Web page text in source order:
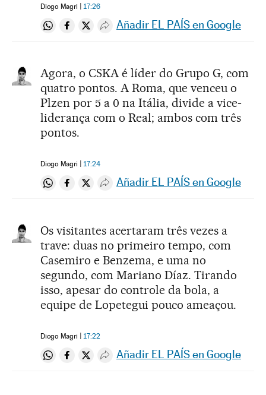
Diogo Magri 17:26
Compartir en Whatsapp
Compartir en Facebook
Compartir en Twitter
Desplegar Redes Sociales
Añadir EL PAÍS en Google
Agora, o CSKA é líder do Grupo G, com
quatro pontos. A Roma, que venceu o
Plzen por 5 a 0 na Itália, divide a vice-
liderança com o Real; ambos com três
pontos.
Diogo Magri 17:24
Compartir en Whatsapp
Compartir en Facebook
Compartir en Twitter
Desplegar Redes Sociales
Añadir EL PAÍS en Google
Os visitantes acertaram três vezes a
trave: duas no primeiro tempo, com
Casemiro e Benzema, e uma no
segundo, com Mariano Díaz. Tirando
isso, apesar do controle da bola, a
equipe de Lopetegui pouco ameaçou.
Diogo Magri 17:22
Compartir en Whatsapp
Compartir en Facebook
Compartir en Twitter
Desplegar Redes Sociales
Añadir EL PAÍS en Google